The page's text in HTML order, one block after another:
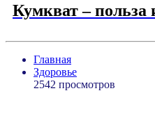
Кумкват – польза
Главная
Здоровье
2542 просмотров